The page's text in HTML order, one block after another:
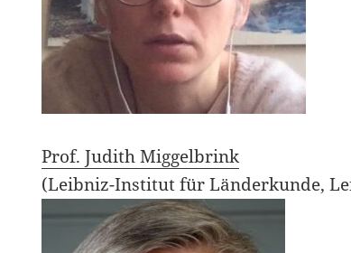
Prof. Judith Miggelbrink
(Leibniz-Institut für Länderkunde,